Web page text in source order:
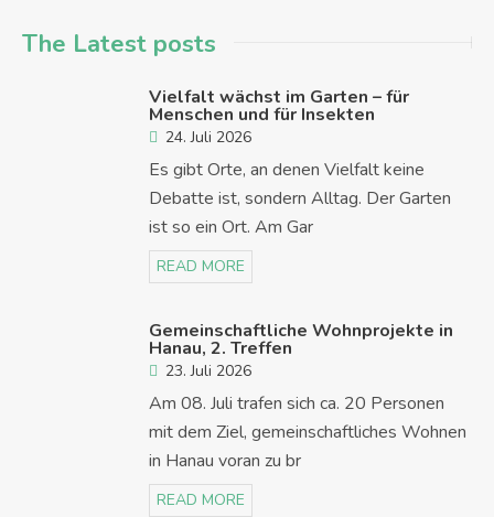
The Latest posts
Vielfalt wächst im Garten – für
Menschen und für Insekten
24. Juli 2026
Es gibt Orte, an denen Vielfalt keine
Debatte ist, sondern Alltag. Der Garten
ist so ein Ort. Am Gar
READ MORE
Gemeinschaftliche Wohnprojekte in
Hanau, 2. Treffen
23. Juli 2026
Am 08. Juli trafen sich ca. 20 Personen
mit dem Ziel, gemeinschaftliches Wohnen
in Hanau voran zu br
READ MORE